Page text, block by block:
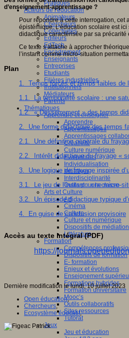
Pratiques
Acteurs de l'éducation
Animateurs
Chercheurs
Collectivités
Editeurs
EdTech
Encadrement
Enseignants
Entreprises
Etudiants
Filières industrielles
Institutionnels
Médiateurs
Parents
Thématiques
Apprendre et enseigner
Apprendre
Apprentissages
Apprentissages
Créativité
Culture numérique
Evaluations
Individualisation
Initiatives
Interdisciplinarité
Outils pour la classe
Arts et Culture
Art
Cinéma
Culture
Culture et numérique
Dispositifs de médiation
Littérature
Formation
Compétences
Dispositifs de formation
E- formation
Enjeux et évolutions
Enseignement
Formations hybrides
Formation universitaire
Mooc’s
Outils collaboratifs
Sites ressources
Tutorat
Jeux
Jeu et éducation
d’enseignement-apprentissage ?
Pour répondre à cette interrogation,
épistémique. L’éducation scolaire est
didactique caractérisée par sa précarité
Ce texte s’attache à approcher
l’instant comme micro-situation
Plan
1. Temps forcés et temps faibles de
1.1. La temporalité scolaire : une
1.2. « Desserrement » des temps
2. Une forme didactique des temps
2.1. Une définition générale du
2.2. Intérêt didactique du frayage «
3. Une logique de frayage inspirée
3.1. Le jeu de l’instant : une micro-
3.2. Un épisode didactique typique
4. En guise de conclusion provisoire
Accès au texte intégral (PDF)
https://
Dernière modification le lundi, 10 juillet 2023
Open éducation,
Chercheurs,
Ecosystème éducatif,